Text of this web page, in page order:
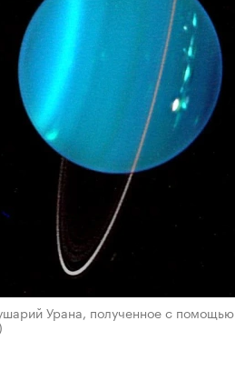
Урана, полученное с помощью